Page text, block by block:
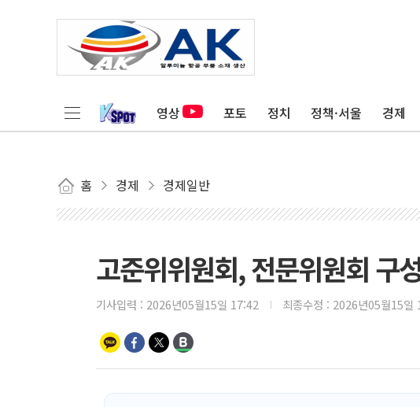
영상 포토 정치 정책·서울 경제
홈 경제 경제일반
고준위위원회, 전문위원회 구
기사입력 : 2026년05월15일 17:42 최종수정 : 2026년05월15일